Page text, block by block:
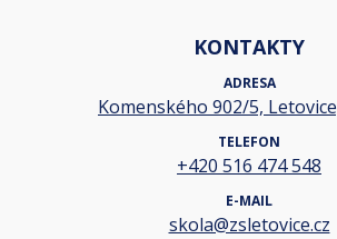
KONTAKTY
ADRESA
Komenského 902/5,
TELEFON
+420 516 474 548
E-MAIL
skola@zsletovice.cz